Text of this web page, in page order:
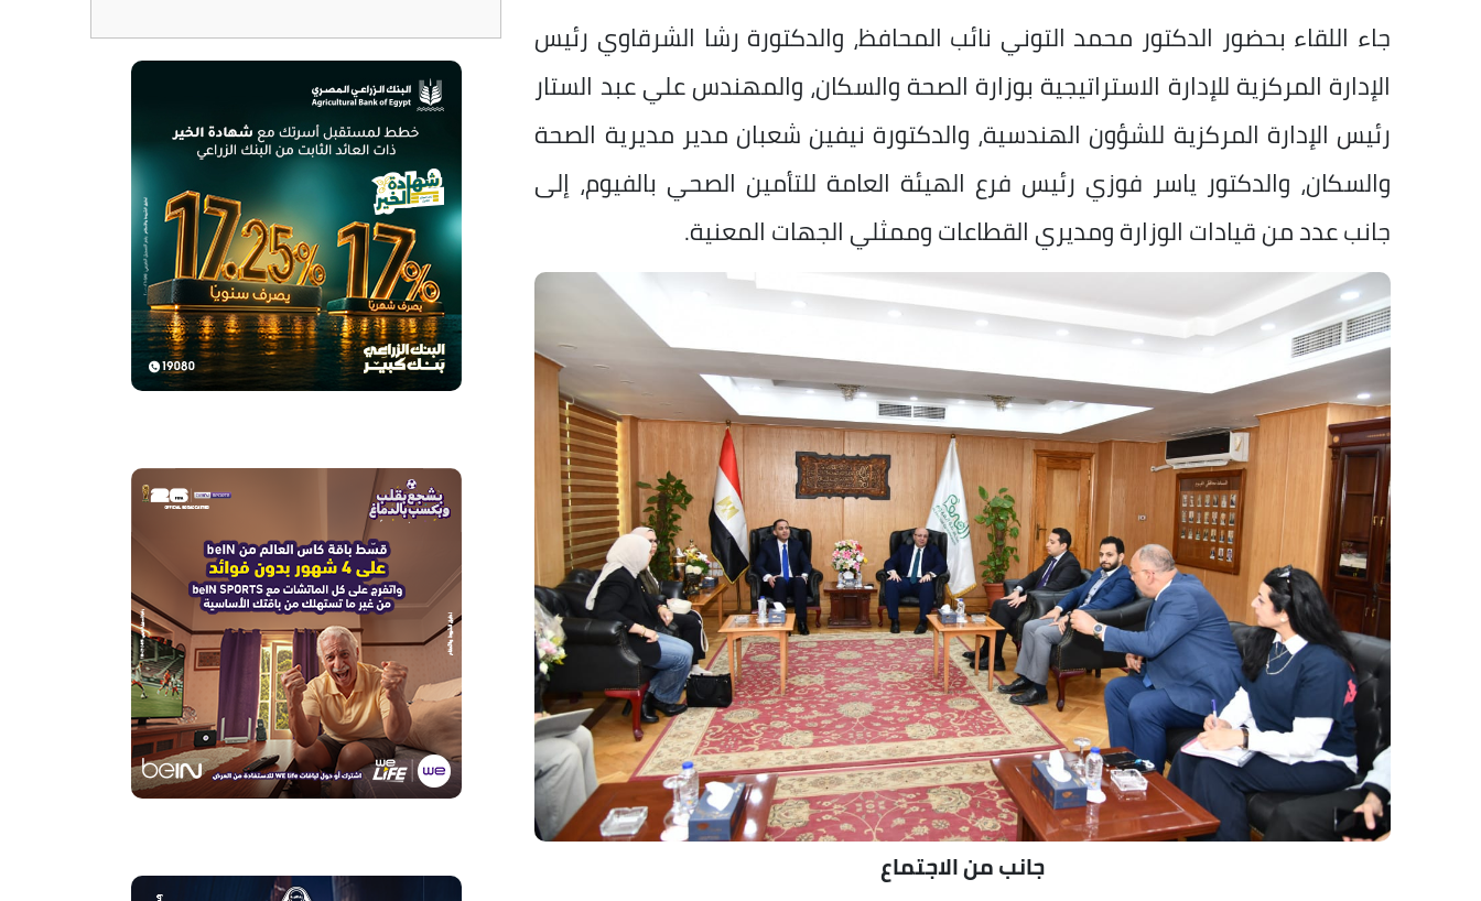
جاء اللقاء بحضور الدكتور محمد التوني نائب المحافظ، والدكتورة رشا الشرقاوي رئيس
الإدارة المركزية للإدارة الاستراتيجية بوزارة الصحة والسكان، والمهندس علي عبد الستار
رئيس الإدارة المركزية للشؤون الهندسية، والدكتورة نيفين شعبان مدير مديرية الصحة
والسكان، والدكتور ياسر فوزي رئيس فرع الهيئة العامة للتأمين الصحي بالفيوم، إلى
جانب عدد من قيادات الوزارة ومديري القطاعات وممثلي الجهات المعنية.
جانب من الاجتماع